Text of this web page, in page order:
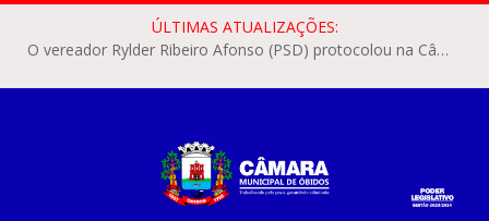
ÚLTIMAS ATUALIZAÇÕES:
O vereador Rylder Ribeiro Afonso (PSD) protocolou na Câmara Municipal de Óbidos o Requerimento nº 346/2026.